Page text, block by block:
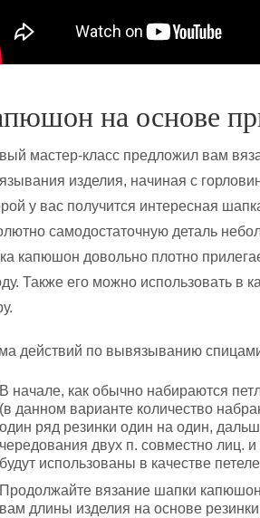
на основе
мастер-класс предложил вам
изделия, начиная с
у вас получится интересная
самодостаточную деталь
капюшон довольно плотно
Также его можно использовать в
действий по вывязыванию
В начале, как обычно набираются
(в данном варианте количество
один ряд резинки один на один,
чередования двух п. совместно
будут использованы в качестве
Продолжайте вязание шапки
вам длины изделия на основе